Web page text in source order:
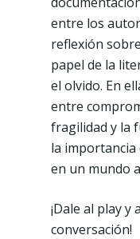
entre los
reflexión
papel de la
el olvido. En
entre
fragilidad y la
la importancia
en un mundo
¡Dale al play y
conversación!